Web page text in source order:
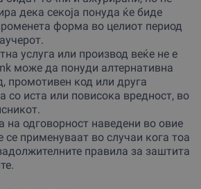
дека секоја понуда ќе биде
форма во целиот период
услуга или производ веќе не е
може да понуди алтернативна
промотивен код или друга
со иста или повисока вредност, во
на одговорност наведени во овие
применуваат во случаи кога тоа
правила за заштита